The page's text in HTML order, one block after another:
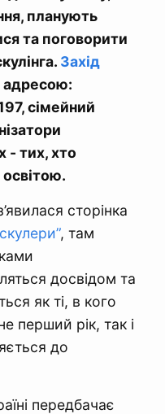
планують
та поговорити
Захід
адресою:
сімейний
- тих, хто
сторінка
, там
досвідом та
як ті, в кого
перший рік, так і
до
передбачає